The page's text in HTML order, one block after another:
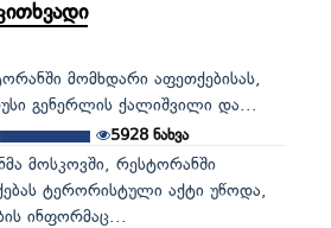
მომხდარი აფეთქებისას,
გენერლის ქალიშვილი და...
5928 ნახვა
მოსკოვში, რესტორანში
ტერორისტული აქტი უწოდა,
ინფორმაც...